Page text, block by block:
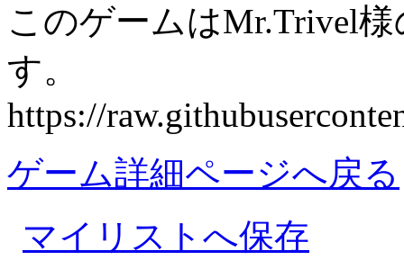
このゲームはMr.Trivel
す。
https://
ゲーム詳細ページへ戻る
マイリストへ保存